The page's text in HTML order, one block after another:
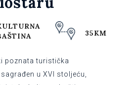
35KM
poznata turistička
u XVI stoljeću,